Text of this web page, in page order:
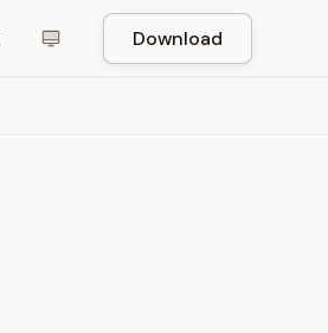
Download